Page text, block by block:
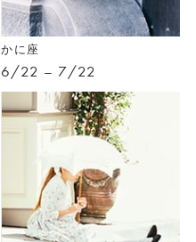
かに座
6/22 – 7/22